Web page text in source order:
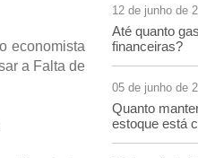
economista
a Falta de
12 de junho de
Até quanto
financeiras?
05 de junho de
Quanto
estoque está